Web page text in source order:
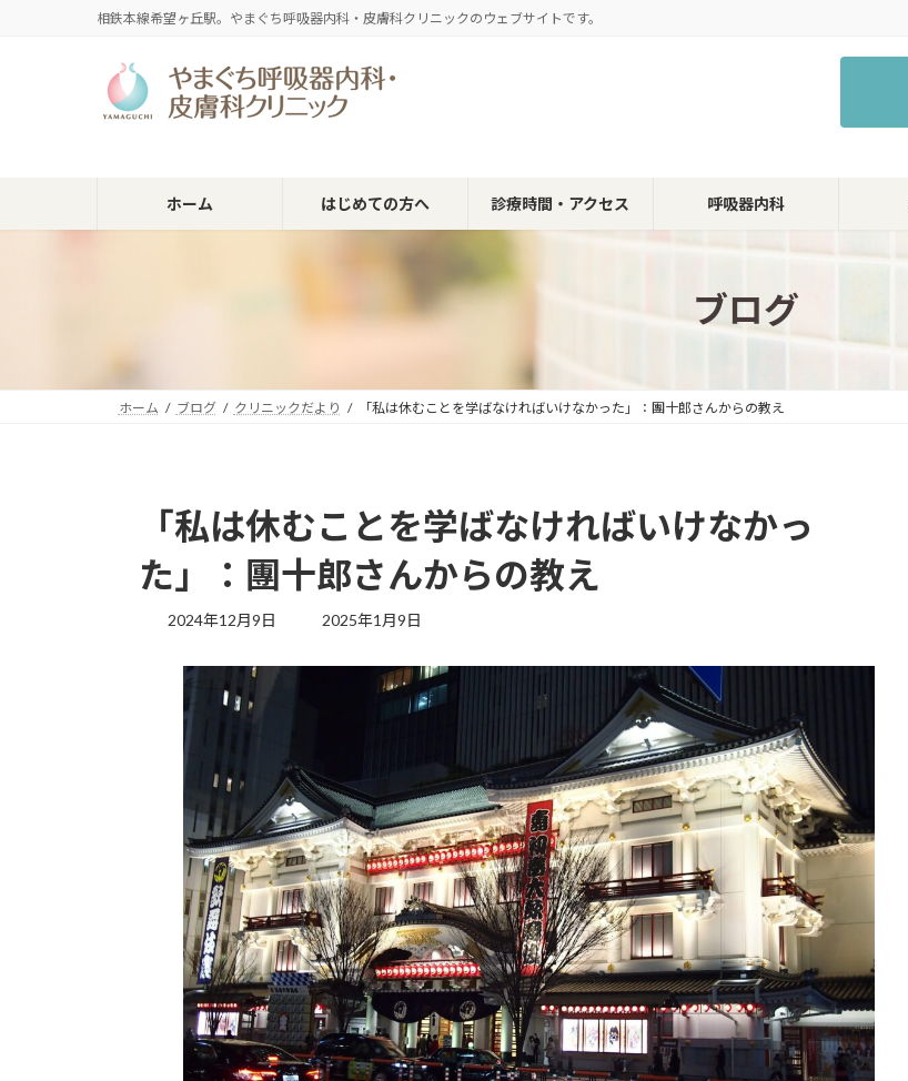
ッ
移
相鉄本線希望ヶ丘駅。やまぐち呼吸器内科・皮膚科クリニックのウェブサイトです。
ホーム はじめての方へ 診療時間・アクセス 呼吸器内科
ブログ
ホーム ブログ クリニックだより 「私は休むことを学ばなければいけなかった」：團十郎さんからの教え
「私は休むことを学ばなければいけなかっ
た」：團十郎さんからの教え
2024年12月9日
最
更
2025年1月9日